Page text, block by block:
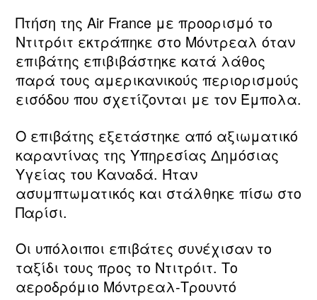
Πτήση της Air France με προορισμό το
Ντιτρόιτ εκτράπηκε στο Μόντρεαλ όταν
επιβάτης επιβιβάστηκε κατά λάθος
παρά τους αμερικανικούς περιορισμούς
εισόδου που σχετίζονται με τον Έμπολα.
Ο επιβάτης εξετάστηκε από αξιωματικό
καραντίνας της Υπηρεσίας Δημόσιας
Υγείας του Καναδά. Ήταν
ασυμπτωματικός και στάλθηκε πίσω στο
Παρίσι.
Οι υπόλοιποι επιβάτες συνέχισαν το
ταξίδι τους προς το Ντιτρόιτ. Το
αεροδρόμιο Μόντρεαλ‑Τρουντό